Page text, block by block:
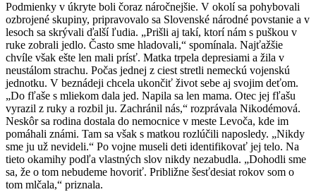
Podmienky v úkryte boli čoraz náročnejšie. V okolí sa pohybovali
ozbrojené skupiny, pripravovalo sa Slovenské národné povstanie a v
lesoch sa skrývali ďalší ľudia. „Prišli aj takí, ktorí nám s puškou v
ruke zobrali jedlo. Často sme hladovali,“ spomínala. Najťažšie
chvíle však ešte len mali prísť. Matka trpela depresiami a žila v
neustálom strachu. Počas jednej z ciest stretli nemeckú vojenskú
jednotku. V beznádeji chcela ukončiť život sebe aj svojim deťom.
„Do fľaše s mliekom dala jed. Napila sa len mama. Otec jej fľašu
vyrazil z ruky a rozbil ju. Zachránil nás,“ rozprávala Nikodémová.
Neskôr sa rodina dostala do nemocnice v meste Levoča, kde im
pomáhali známi. Tam sa však s matkou rozlúčili naposledy. „Nikdy
sme ju už nevideli.“ Po vojne museli deti identifikovať jej telo. Na
tieto okamihy podľa vlastných slov nikdy nezabudla. „Dohodli sme
sa, že o tom nebudeme hovoriť. Približne šesťdesiat rokov som o
tom mlčala,“ priznala.